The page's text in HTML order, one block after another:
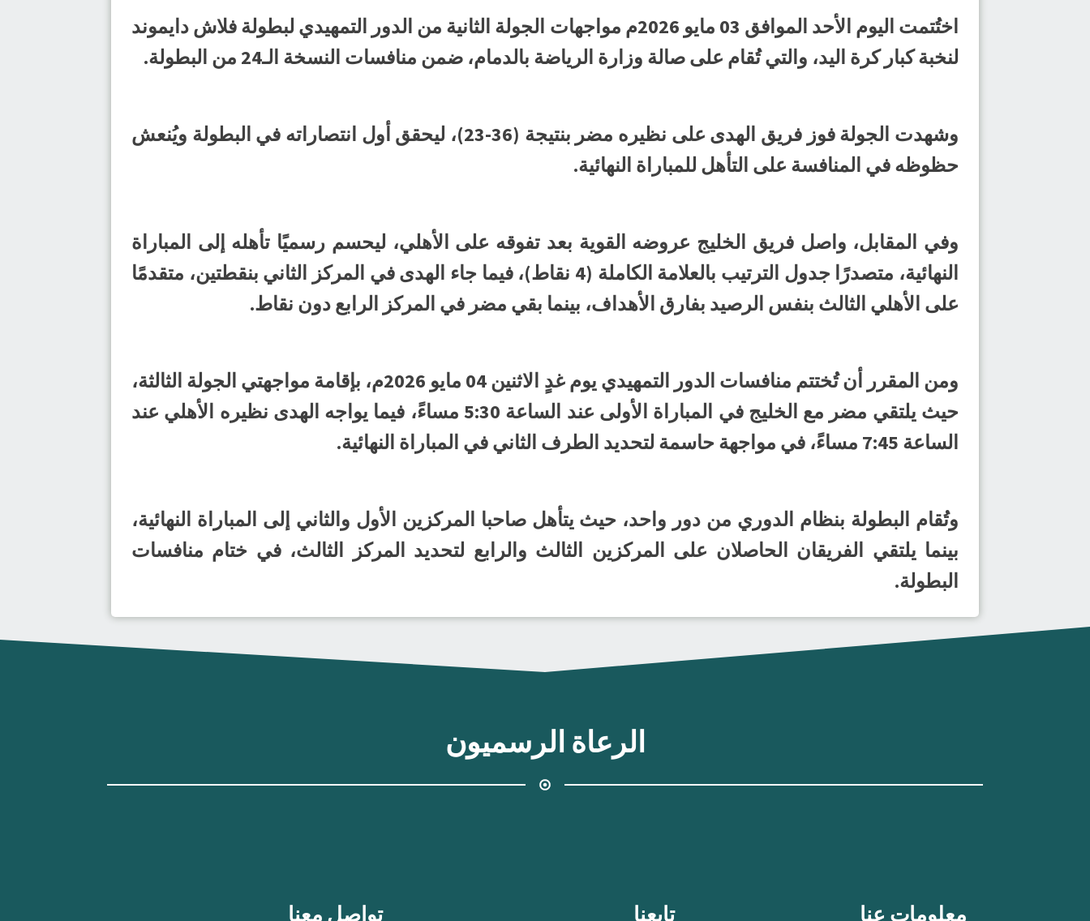
اختُتمت اليوم الأحد الموافق 03 مايو 2026م مواجهات الجولة الثانية من الدور التمهيدي لبطولة فلاش دايموند
لنخبة كبار كرة اليد، والتي تُقام على صالة وزارة الرياضة بالدمام، ضمن منافسات النسخة الـ24 من البطولة.
وشهدت الجولة فوز فريق الهدى على نظيره مضر بنتيجة (36-23)، ليحقق أول انتصاراته في البطولة ويُنعش
حظوظه في المنافسة على التأهل للمباراة النهائية.
وفي المقابل، واصل فريق الخليج عروضه القوية بعد تفوقه على الأهلي، ليحسم رسميًا تأهله إلى المباراة
النهائية، متصدرًا جدول الترتيب بالعلامة الكاملة (4 نقاط)، فيما جاء الهدى في المركز الثاني بنقطتين، متقدمًا
على الأهلي الثالث بنفس الرصيد بفارق الأهداف، بينما بقي مضر في المركز الرابع دون نقاط.
ومن المقرر أن تُختتم منافسات الدور التمهيدي يوم غدٍ الاثنين 04 مايو 2026م، بإقامة مواجهتي الجولة الثالثة،
حيث يلتقي مضر مع الخليج في المباراة الأولى عند الساعة 5:30 مساءً، فيما يواجه الهدى نظيره الأهلي عند
الساعة 7:45 مساءً، في مواجهة حاسمة لتحديد الطرف الثاني في المباراة النهائية.
وتُقام البطولة بنظام الدوري من دور واحد، حيث يتأهل صاحبا المركزين الأول والثاني إلى المباراة النهائية،
بينما يلتقي الفريقان الحاصلان على المركزين الثالث والرابع لتحديد المركز الثالث، في ختام منافسات
البطولة.
الرعاة الرسميون
معلومات عنا تابعنا تواصل معنا